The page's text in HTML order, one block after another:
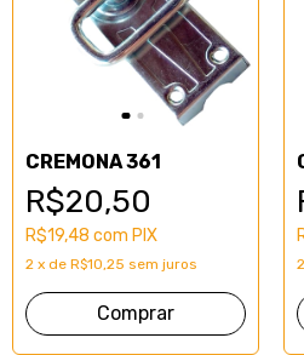
CREMONA 361
R$20,50
R$19,48 com PIX
2 x de R$10,25 sem juros 2